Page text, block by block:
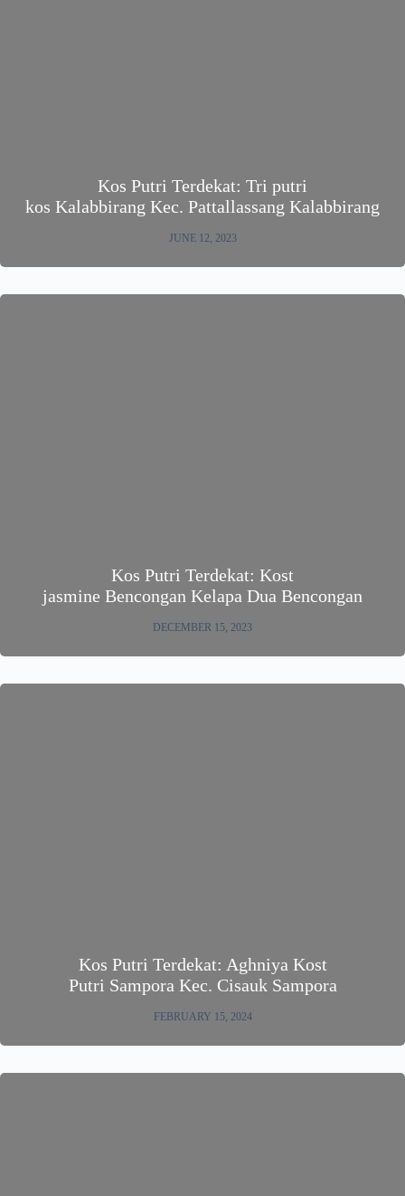
Kos Putri Terdekat: Tri putri
kos Kalabbirang Kec. Pattallassang Kalabbirang
JUNE 12, 2023
Kos Putri Terdekat: Kost
jasmine Bencongan Kelapa Dua Bencongan
DECEMBER 15, 2023
Kos Putri Terdekat: Aghniya Kost
Putri Sampora Kec. Cisauk Sampora
FEBRUARY 15, 2024